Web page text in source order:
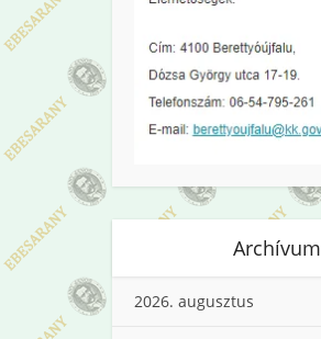
Archívum
2026. augusztus